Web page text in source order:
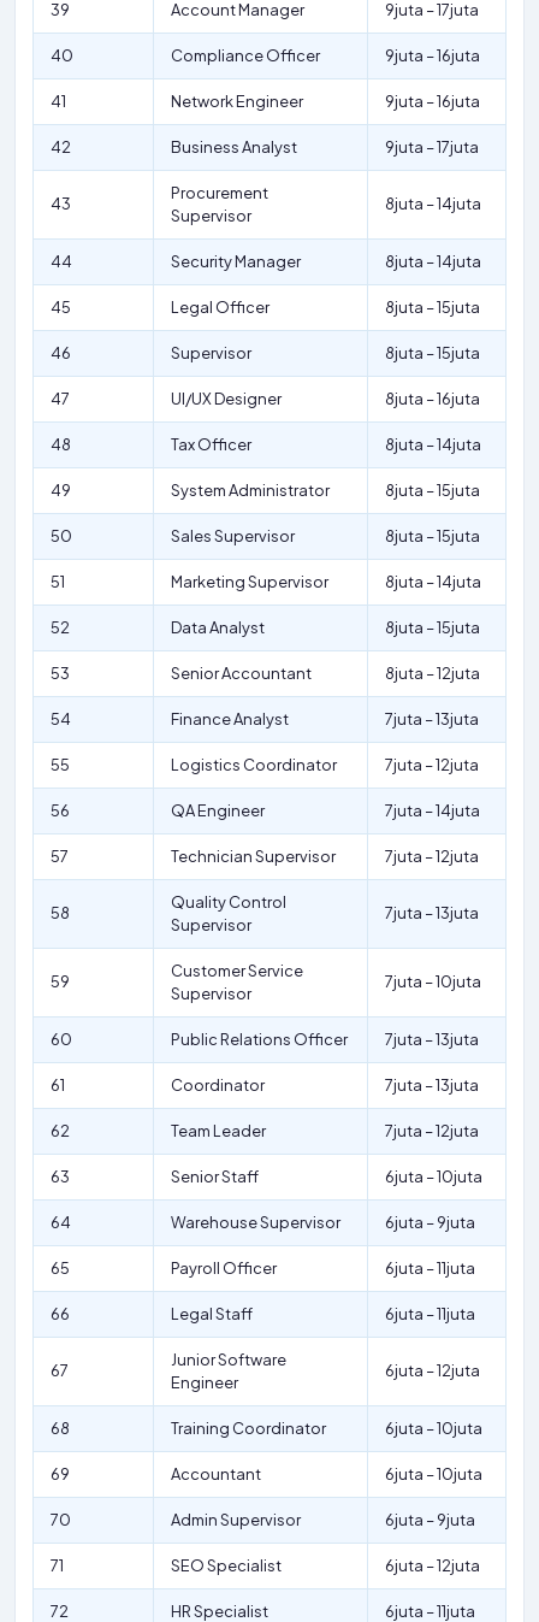
39 Account Manager 9juta – 17juta
40 Compliance Officer 9juta – 16juta
41 Network Engineer 9juta – 16juta
42 Business Analyst 9juta – 17juta
43
Procurement
Supervisor
8juta – 14juta
44 Security Manager 8juta – 14juta
45 Legal Officer 8juta – 15juta
46 Supervisor 8juta – 15juta
47 UI/UX Designer 8juta – 16juta
48 Tax Officer 8juta – 14juta
49 System Administrator 8juta – 15juta
50 Sales Supervisor 8juta – 15juta
51 Marketing Supervisor 8juta – 14juta
52 Data Analyst 8juta – 15juta
53 Senior Accountant 8juta – 12juta
54 Finance Analyst 7juta – 13juta
55 Logistics Coordinator 7juta – 12juta
56 QA Engineer 7juta – 14juta
57 Technician Supervisor 7juta – 12juta
58
Quality Control
Supervisor
7juta – 13juta
59
Customer Service
Supervisor
7juta – 10juta
60 Public Relations Officer 7juta – 13juta
61 Coordinator 7juta – 13juta
62 Team Leader 7juta – 12juta
63 Senior Staff 6juta – 10juta
64 Warehouse Supervisor 6juta – 9juta
65 Payroll Officer 6juta – 11juta
66 Legal Staff 6juta – 11juta
67
Junior Software
Engineer
6juta – 12juta
68 Training Coordinator 6juta – 10juta
69 Accountant 6juta – 10juta
70 Admin Supervisor 6juta – 9juta
71 SEO Specialist 6juta – 12juta
72 HR Specialist 6juta – 11juta